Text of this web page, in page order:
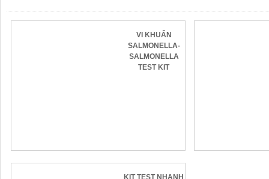
VI KHUẨN
SALMONELLA-
SALMONELLA
TEST KIT
KIT TEST NHANH